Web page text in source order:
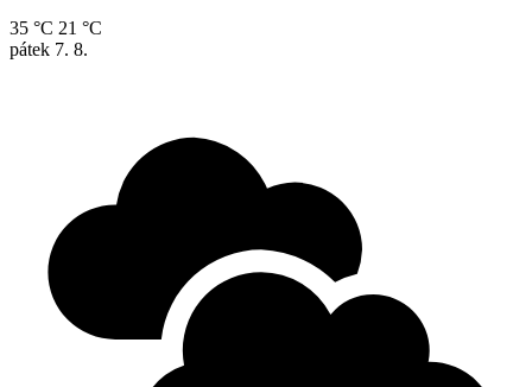
35 °C 21 °C
pátek 7. 8.